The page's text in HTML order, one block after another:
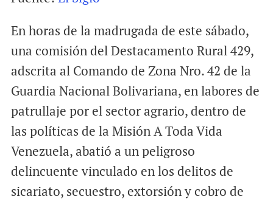
l
b
k
s
A
p
En horas de la madrugada de este sábado,
una comisión del Destacamento Rural 429,
adscrita al Comando de Zona Nro. 42 de la
Guardia Nacional Bolivariana, en labores de
patrullaje por el sector agrario, dentro de
las políticas de la Misión A Toda Vida
Venezuela, abatió a un peligroso
delincuente vinculado en los delitos de
sicariato, secuestro, extorsión y cobro de